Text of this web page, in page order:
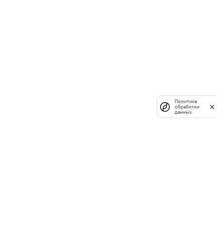
Политика
обработки
данных